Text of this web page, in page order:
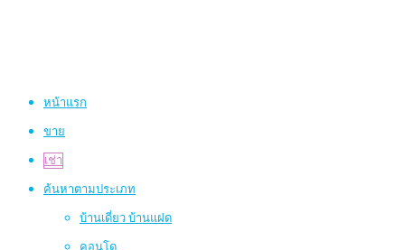
หน้าแรก
ขาย
เช่า
ค้นหาตามประเภท
บ้านเดี่ยว บ้านแฝด